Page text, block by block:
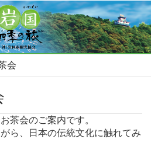
会
茶会のご案内です。
ら、日本の伝統文化に触れてみ